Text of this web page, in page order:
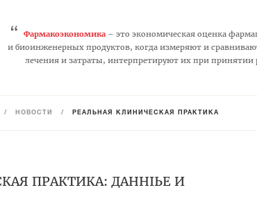
“ Фармакоэкономика– это экономическая оценка
и биоинженерных продуктов, когда измеряют и
лечения и затраты, интерпретируют их при
/ НОВОСТИ / РЕАЛЬНАЯ КЛИНИЧЕСКАЯ ПРАКТИКА
ПРАКТИКА: ДАННЫЕ И